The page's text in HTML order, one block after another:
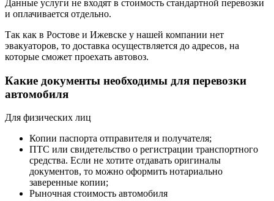
Данные услуги не входят в стоимость стандартной перевозки
и оплачивается отдельно.
Так как в Ростове и Ижевске у нашей компании нет
эвакуаторов, то доставка осуществляется до адресов, на
которые сможет проехать автовоз.
Какие документы необходимы для перевозки
автомобиля
Для физических лиц
Копии паспорта отправителя и получателя;
ПТС или свидетельство о регистрации транспортного
средства. Если не хотите отдавать оригиналы
документов, то можно оформить нотариально
заверенные копии;
Рыночная стоимость автомобиля